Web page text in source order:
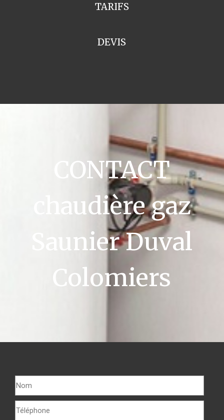
TARIFS
DEVIS
CONTACT
chaudière gaz
Saunier Duval
Colomiers